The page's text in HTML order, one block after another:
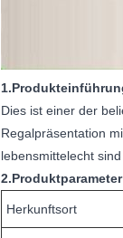
Dies ist einer der
Regalpräsentation
lebensmittelecht sind
Herkunftsort